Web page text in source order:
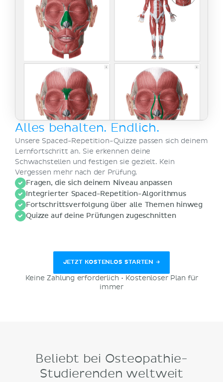
Alles behalten. Endlich.
Unsere Spaced-Repetition-Quizze passen sich deinem
Lernfortschritt an. Sie erkennen deine
Schwachstellen und festigen sie gezielt. Kein
Vergessen mehr nach der Prüfung.
Fragen, die sich deinem Niveau anpassen
Integrierter Spaced-Repetition-Algorithmus
Fortschrittsverfolgung über alle Themen hinweg
Quizze auf deine Prüfungen zugeschnitten
JETZT KOSTENLOS STARTEN →
Keine Zahlung erforderlich • Kostenloser Plan für
immer
Beliebt bei Osteopathie-
Studierenden weltweit